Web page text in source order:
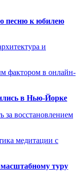
песню к юбилею
и
фактором в онлайн-
в Нью-Йорке
за восстановлением
медитации с
масштабному туру